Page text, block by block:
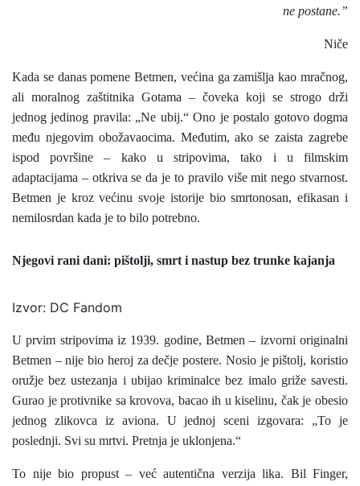
ne postane.”
Niče
Kada se danas pomene Betmen, većina ga zamišlja kao mračnog,
ali moralnog zaštitnika Gotama – čoveka koji se strogo drži
jednog jedinog pravila: „Ne ubij.“ Ono je postalo gotovo dogma
među njegovim obožavaocima. Međutim, ako se zaista zagrebe
ispod površine – kako u stripovima, tako i u filmskim
adaptacijama – otkriva se da je to pravilo više mit nego stvarnost.
Betmen je kroz većinu svoje istorije bio smrtonosan, efikasan i
nemilosrdan kada je to bilo potrebno.
Njegovi rani dani: pištolji, smrt i nastup bez trunke kajanja
Izvor: DC Fandom
U prvim stripovima iz 1939. godine, Betmen – izvorni originalni
Betmen – nije bio heroj za dečje postere. Nosio je pištolj, koristio
oružje bez ustezanja i ubijao kriminalce bez imalo griže savesti.
Gurao je protivnike sa krovova, bacao ih u kiselinu, čak je obesio
jednog zlikovca iz aviona. U jednoj sceni izgovara: „To je
poslednji. Svi su mrtvi. Pretnja je uklonjena.“
To nije bio propust – već autentična verzija lika. Bil Finger,